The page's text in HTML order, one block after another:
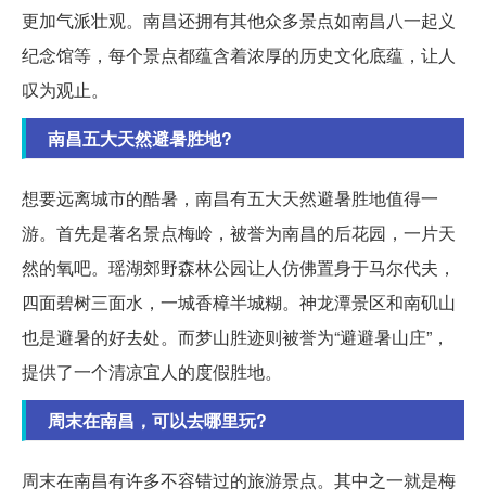
更加气派壮观。南昌还拥有其他众多景点如南昌八一起义
纪念馆等，每个景点都蕴含着浓厚的历史文化底蕴，让人
叹为观止。
南昌五大天然避暑胜地?
想要远离城市的酷暑，南昌有五大天然避暑胜地值得一
游。首先是著名景点梅岭，被誉为南昌的后花园，一片天
然的氧吧。瑶湖郊野森林公园让人仿佛置身于马尔代夫，
四面碧树三面水，一城香樟半城糊。神龙潭景区和南矶山
也是避暑的好去处。而梦山胜迹则被誉为“避避暑山庄”，
提供了一个清凉宜人的度假胜地。
周末在南昌，可以去哪里玩?
周末在南昌有许多不容错过的旅游景点。其中之一就是梅